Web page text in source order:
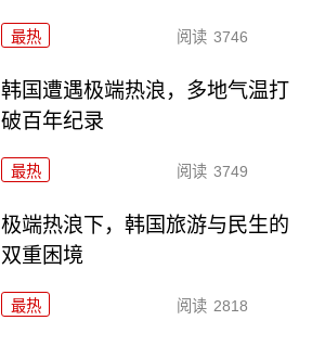
最热 阅读 3746
韩国遭遇极端热浪，多地气温打
破百年纪录
最热 阅读 3749
极端热浪下，韩国旅游与民生的
双重困境
最热 阅读 2818